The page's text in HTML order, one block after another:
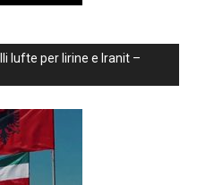
lufte per lirine e Iranit –